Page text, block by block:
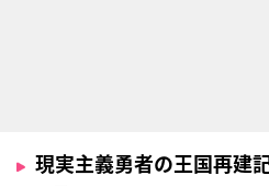
現実主義勇者の王国再建